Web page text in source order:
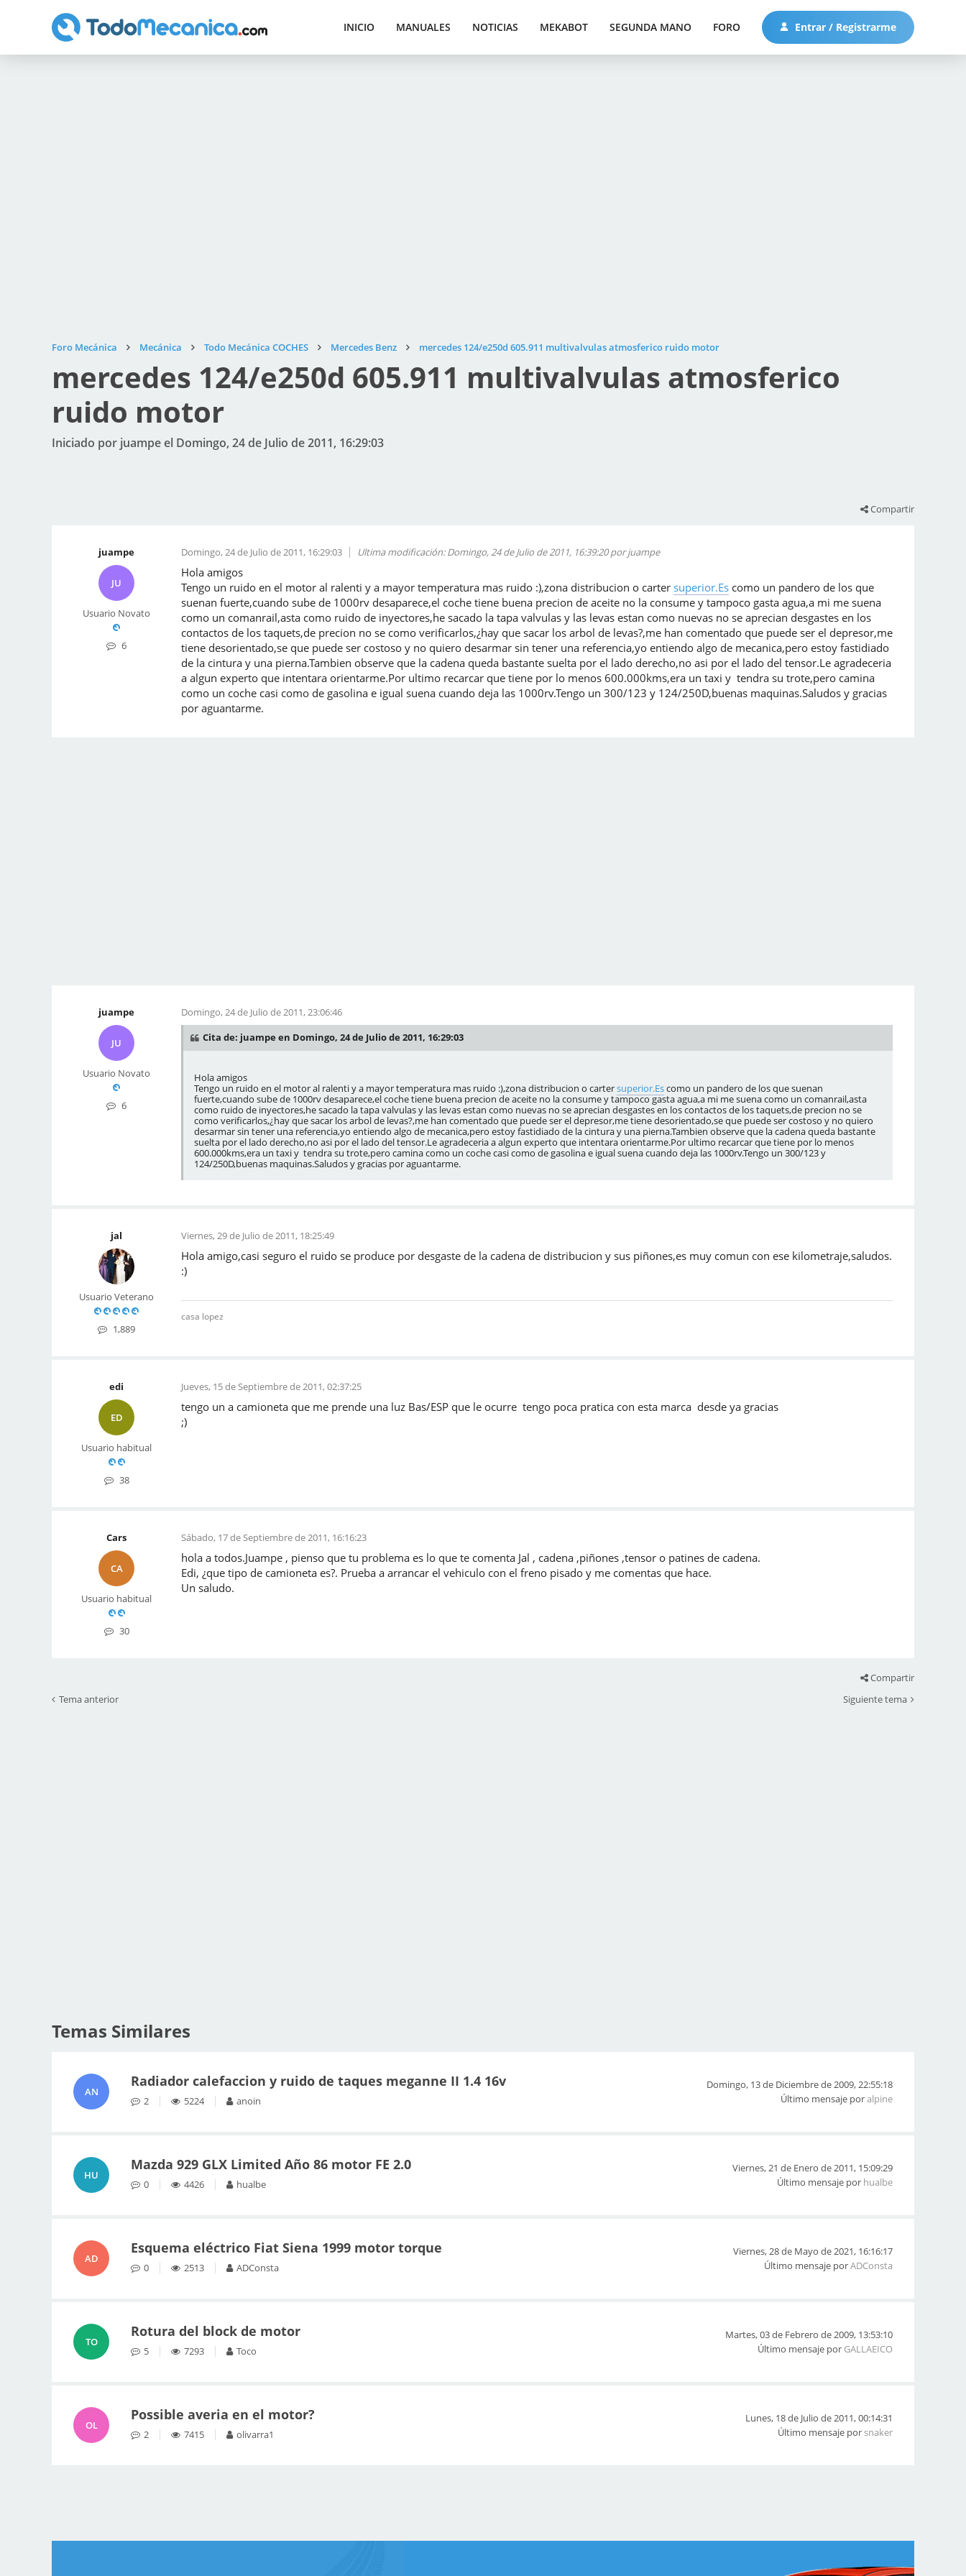
INICIO MANUALES NOTICIAS MEKABOT SEGUNDA MANO FORO Entrar / Registrarme
Foro Mecánica Mecánica Todo Mecánica COCHES Mercedes Benz mercedes 124/e250d 605.911 multivalvulas atmosferico ruido motor
mercedes 124/e250d 605.911 multivalvulas atmosferico
ruido motor
Iniciado por juampe el Domingo, 24 de Julio de 2011, 16:29:03
Compartir
juampe
JU
Usuario Novato
6
Domingo, 24 de Julio de 2011, 16:29:03 Ultima modificación: Domingo, 24 de Julio de 2011, 16:39:20 por juampe
Hola amigos
Tengo un ruido en el motor al ralenti y a mayor temperatura mas ruido :),zona distribucion o carter superior.Es como un pandero de los que
suenan fuerte,cuando sube de 1000rv desaparece,el coche tiene buena precion de aceite no la consume y tampoco gasta agua,a mi me suena
como un comanrail,asta como ruido de inyectores,he sacado la tapa valvulas y las levas estan como nuevas no se aprecian desgastes en los
contactos de los taquets,de precion no se como verificarlos,¿hay que sacar los arbol de levas?,me han comentado que puede ser el depresor,me
tiene desorientado,se que puede ser costoso y no quiero desarmar sin tener una referencia,yo entiendo algo de mecanica,pero estoy fastidiado
de la cintura y una pierna.Tambien observe que la cadena queda bastante suelta por el lado derecho,no asi por el lado del tensor.Le agradeceria
a algun experto que intentara orientarme.Por ultimo recarcar que tiene por lo menos 600.000kms,era un taxi y tendra su trote,pero camina
como un coche casi como de gasolina e igual suena cuando deja las 1000rv.Tengo un 300/123 y 124/250D,buenas maquinas.Saludos y gracias
por aguantarme.
juampe
JU
Usuario Novato
6
Domingo, 24 de Julio de 2011, 23:06:46
Cita de: juampe en Domingo, 24 de Julio de 2011, 16:29:03
Hola amigos
Tengo un ruido en el motor al ralenti y a mayor temperatura mas ruido :),zona distribucion o cartersuperior.Escomo un pandero de los que suenan
fuerte,cuando sube de 1000rv desaparece,el coche tiene buena precion de aceite no la consume y tampoco gasta agua,a mi me suena como un comanrail,asta
como ruido de inyectores,he sacado la tapa valvulas y las levas estan como nuevas no se aprecian desgastes en los contactos de los taquets,de precion no se
como verificarlos,¿hay que sacar los arbol de levas?,me han comentado que puede ser el depresor,me tiene desorientado,se que puede ser costoso y no quiero
desarmar sin tener una referencia,yo entiendo algo de mecanica,pero estoy fastidiado de la cintura y una pierna.Tambien observe que la cadena queda bastante
suelta por el lado derecho,no asi por el lado del tensor.Le agradeceria a algun experto que intentara orientarme.Por ultimo recarcar que tiene por lo menos
600.000kms,era un taxi y tendra su trote,pero camina como un coche casi como de gasolina e igual suena cuando deja las 1000rv.Tengo un 300/123 y
124/250D,buenas maquinas.Saludos y gracias por aguantarme.
jal
Usuario Veterano
1,889
Viernes, 29 de Julio de 2011, 18:25:49
Hola amigo,casi seguro el ruido se produce por desgaste de la cadena de distribucion y sus piñones,es muy comun con ese kilometraje,saludos.
:)
casa lopez
edi
ED
Usuario habitual
38
Jueves, 15 de Septiembre de 2011, 02:37:25
tengo un a camioneta que me prende una luz Bas/ESP que le ocurre tengo poca pratica con esta marca desde ya gracias
;)
Cars
CA
Usuario habitual
30
Sábado, 17 de Septiembre de 2011, 16:16:23
hola a todos.Juampe , pienso que tu problema es lo que te comenta Jal , cadena ,piñones ,tensor o patines de cadena.
Edi, ¿que tipo de camioneta es?. Prueba a arrancar el vehiculo con el freno pisado y me comentas que hace.
Un saludo.
Compartir
Tema anterior
Siguiente tema
Temas Similares
AN
Radiador calefaccion y ruido de taques meganne II 1.4 16v
2 5224 anoin
Domingo, 13 de Diciembre de 2009, 22:55:18
Último mensaje poralpine
HU
Mazda 929 GLX Limited Año 86 motor FE 2.0
0 4426 hualbe
Viernes, 21 de Enero de 2011, 15:09:29
Último mensaje por hualbe
AD
Esquema eléctrico Fiat Siena 1999 motor torque
0 2513 ADConsta
Viernes, 28 de Mayo de 2021, 16:16:17
Último mensaje porADConsta
TO
Rotura del block de motor
5 7293 Toco
Martes, 03 de Febrero de 2009, 13:53:10
Último mensaje por GALLAEICO
OL
Possible averia en el motor?
2 7415 olivarra1
Lunes, 18 de Julio de 2011, 00:14:31
Último mensaje porsnaker